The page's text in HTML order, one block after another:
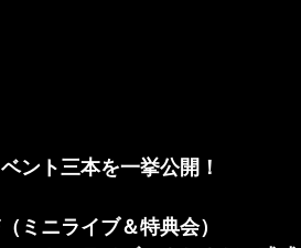
ント三本を一挙公開！
ミニライブ＆特典会）